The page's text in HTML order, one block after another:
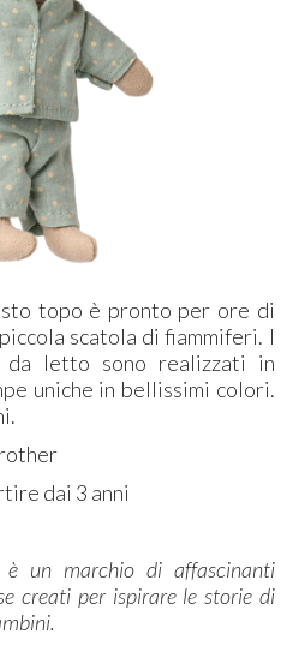
topo è pronto per ore di
scatola di fiammiferi. I
letto sono realizzati in
uniche in bellissimi colori.
dai 3 anni
è un marchio di affascinanti
creati per ispirare le storie di